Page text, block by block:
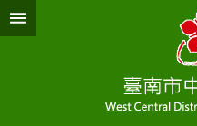
跳到主要內容區塊